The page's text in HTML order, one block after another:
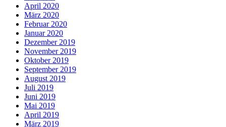
April 2020
März 2020
Februar 2020
Januar 2020
Dezember 2019
November 2019
Oktober 2019
September 2019
August 2019
Juli 2019
Juni 2019
Mai 2019
April 2019
März 2019